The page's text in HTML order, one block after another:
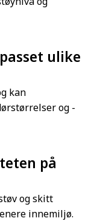
ulike
kan
og -
på
og skitt
innemiljø.